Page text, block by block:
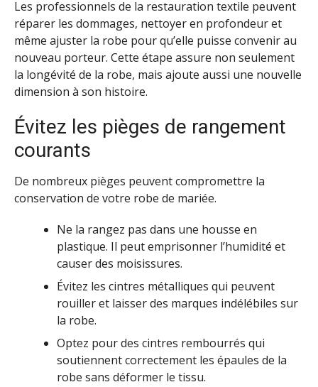
Les professionnels de la restauration textile peuvent
réparer les dommages, nettoyer en profondeur et
même ajuster la robe pour qu’elle puisse convenir au
nouveau porteur. Cette étape assure non seulement
la longévité de la robe, mais ajoute aussi une nouvelle
dimension à son histoire.
Évitez les pièges de rangement
courants
De nombreux pièges peuvent compromettre la
conservation de votre robe de mariée.
Ne la rangez pas dans une housse en
plastique. Il peut emprisonner l’humidité et
causer des moisissures.
Évitez les cintres métalliques qui peuvent
rouiller et laisser des marques indélébiles sur
la robe.
Optez pour des cintres rembourrés qui
soutiennent correctement les épaules de la
robe sans déformer le tissu.